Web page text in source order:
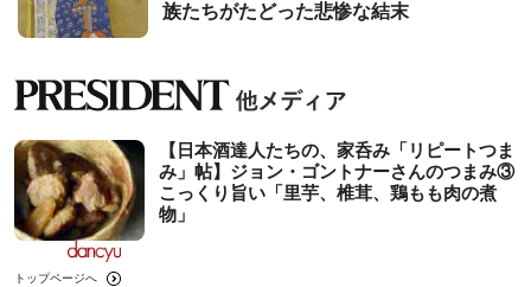
族たちがたどった悲惨な結末
【日本酒達人たちの、家呑み「リピートつま
み」帖】ジョン・ゴントナーさんのつまみ③
こっくり旨い「里芋、椎茸、鶏もも肉の煮
物」
トップページへ